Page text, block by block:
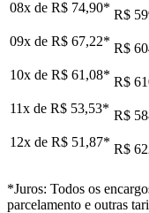
08x de R$ 74,90* R$
09x de R$ 67,22* R$
10x de R$ 61,08* R$
11x de R$ 53,53* R$
12x de R$ 51,87* R$
*Juros: Todos os
parcelamento e outras